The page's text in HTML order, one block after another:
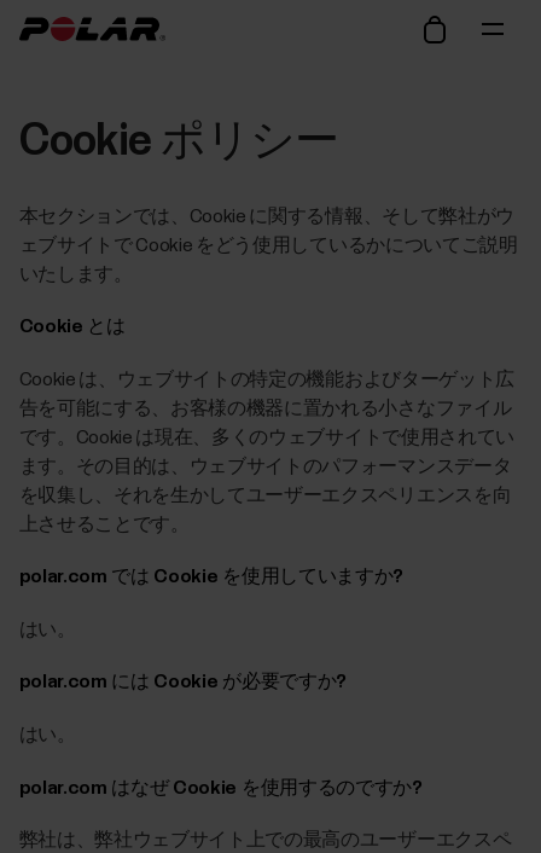
Cookie ポリシー
本セクションでは、Cookie に関する情報、そして弊社がウ
ェブサイトで Cookie をどう使用しているかについてご説明
いたします。
Cookie とは
Cookie は、ウェブサイトの特定の機能およびターゲット広
告を可能にする、お客様の機器に置かれる小さなファイル
です。Cookie は現在、多くのウェブサイトで使用されてい
ます。その目的は、ウェブサイトのパフォーマンスデータ
を収集し、それを生かしてユーザーエクスペリエンスを向
上させることです。
polar.com では Cookie を使用していますか?
はい。
polar.com には Cookie が必要ですか?
はい。
polar.com はなぜ Cookie を使用するのですか?
弊社は、弊社ウェブサイト上での最高のユーザーエクスペ